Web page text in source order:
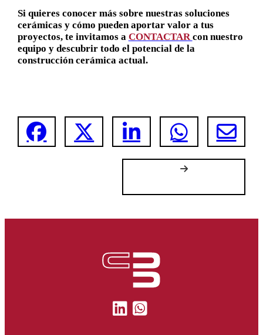
Si quieres conocer más sobre nuestras soluciones
cerámicas y cómo pueden aportar valor a tus
proyectos, te invitamos a CONTACTARcon nuestro
equipo y descubrir todo el potencial de la
construcción cerámica actual.